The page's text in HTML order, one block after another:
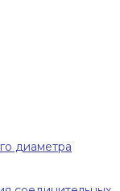
диаметра